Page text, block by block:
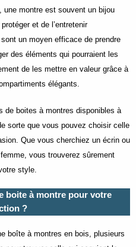
une montre est souvent un bijou
et de l’entretenir
un moyen efficace de prendre
des éléments qui pourraient les
de les mettre en valeur grâce à
élégants.
de boites à montres disponibles à
sorte que vous pouvez choisir celle
Que vous cherchiez un écrin ou
vous trouverez sûrement
style.
boite à montre pour votre
?
boîte à montres en bois, plusieurs